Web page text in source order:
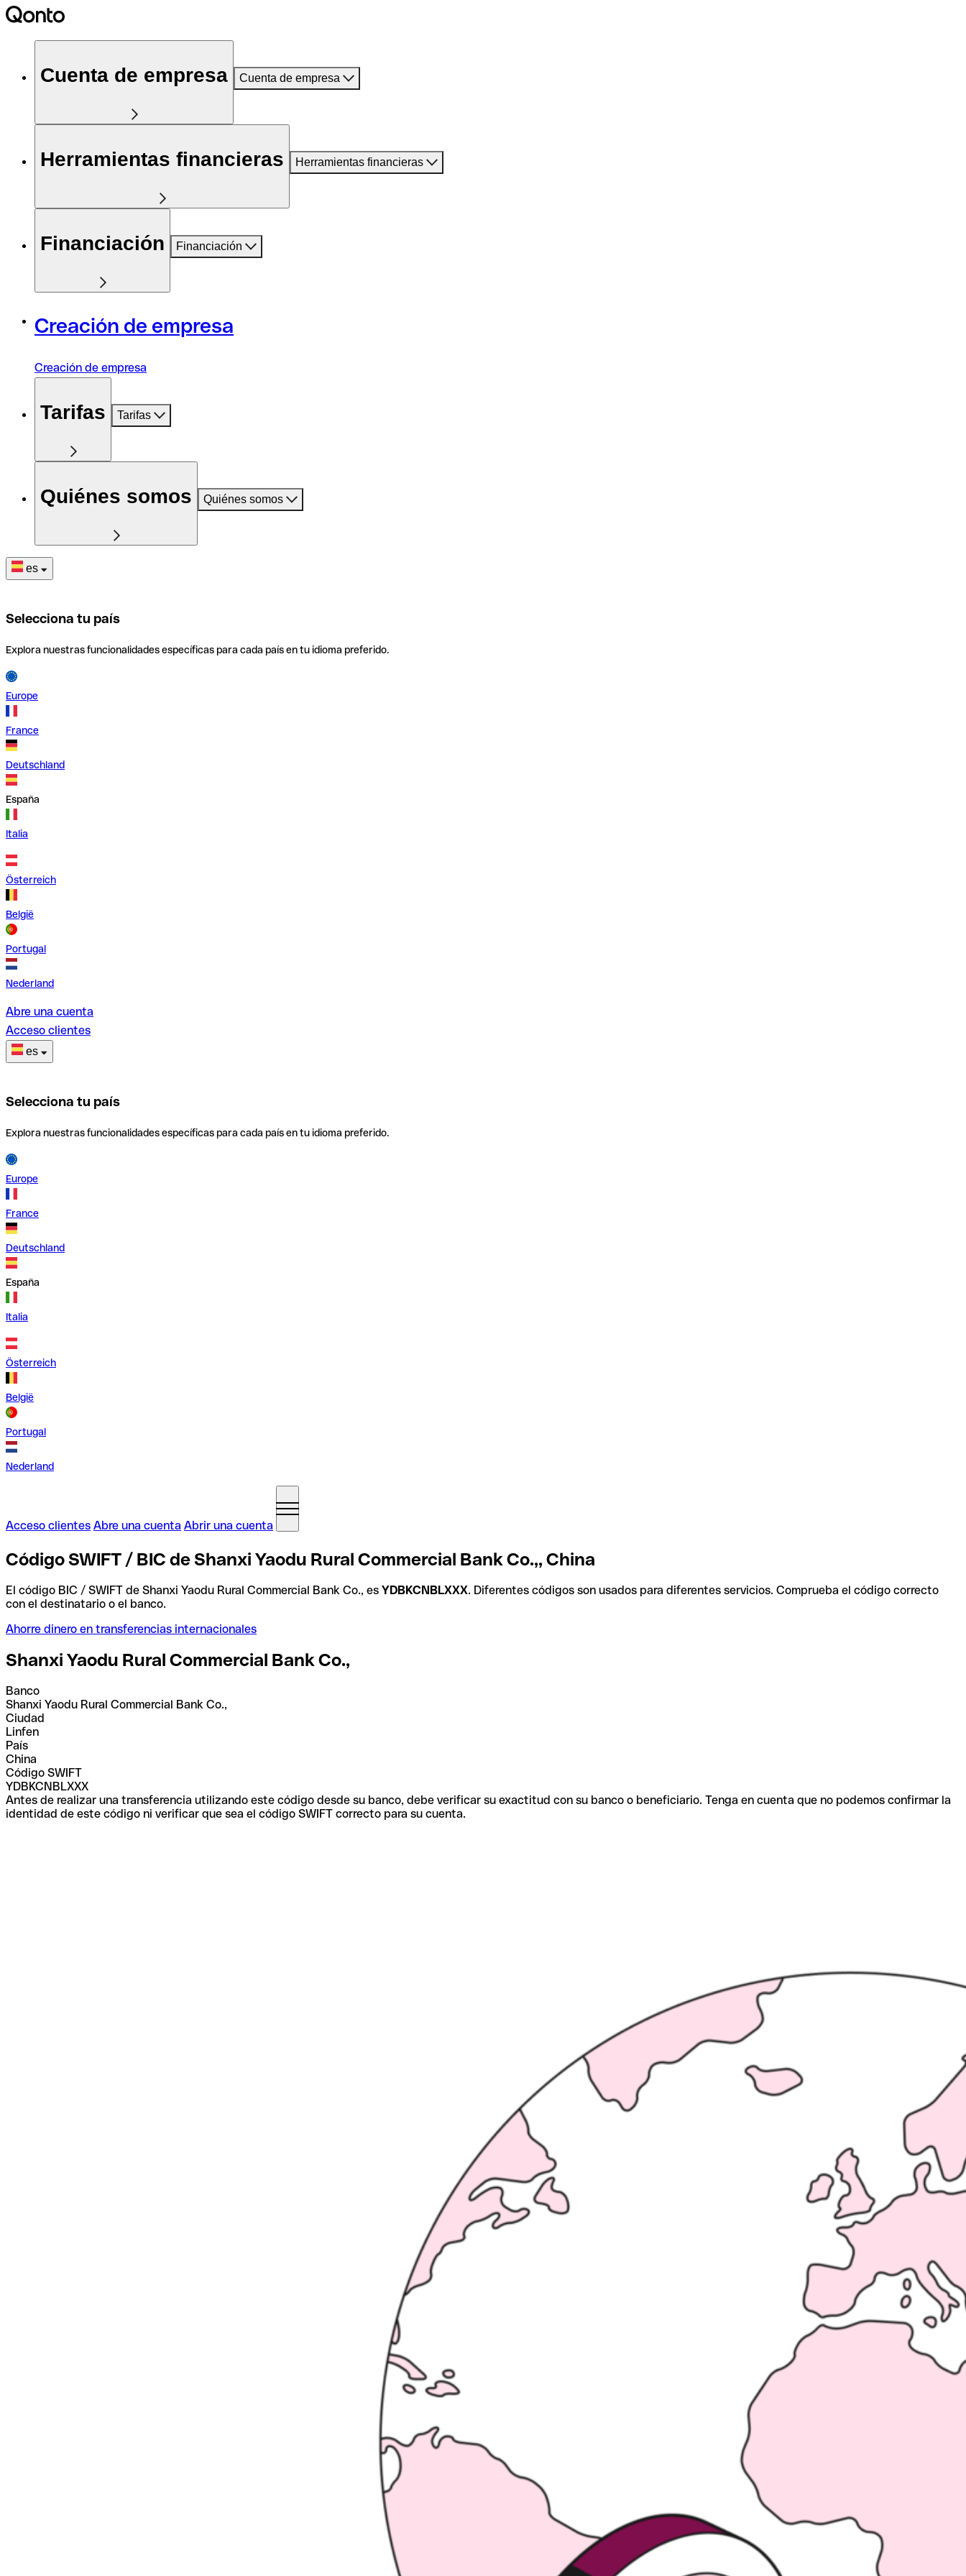
Cuenta de empresa Cuenta de empresa
Herramientas financieras Herramientas financieras
Financiación Financiación
Creación de empresa
Creación de empresa
Tarifas Tarifas
Quiénes somos Quiénes somos
es
Selecciona tu país
Explora nuestras funcionalidades específicas para cada país en tu idioma preferido.
Europe
France
Deutschland
España
Italia
Österreich
België
Portugal
Nederland
Abre una cuenta
Acceso clientes
es
Selecciona tu país
Explora nuestras funcionalidades específicas para cada país en tu idioma preferido.
Europe
France
Deutschland
España
Italia
Österreich
België
Portugal
Nederland
Acceso clientes Abre una cuenta Abrir una cuenta
Código SWIFT / BIC de Shanxi Yaodu Rural Commercial Bank Co.,, China
El código BIC / SWIFT de Shanxi Yaodu Rural Commercial Bank Co., es YDBKCNBLXXX. Diferentes códigos son usados para diferentes servicios. Comprueba el código correcto
con el destinatario o el banco.
Ahorre dinero en transferencias internacionales
Shanxi Yaodu Rural Commercial Bank Co.,
Banco
Shanxi Yaodu Rural Commercial Bank Co.,
Ciudad
Linfen
País
China
Código SWIFT
YDBKCNBLXXX
Antes de realizar una transferencia utilizando este código desde su banco, debe verificar su exactitud con su banco o beneficiario. Tenga en cuenta que no podemos confirmar la
identidad de este código ni verificar que sea el código SWIFT correcto para su cuenta.